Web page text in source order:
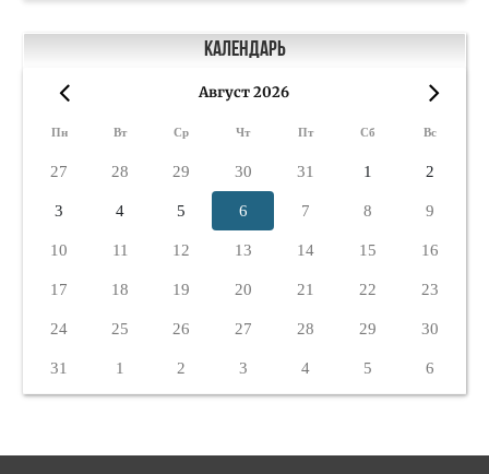
Календарь
Август 2026
Пн Вт Ср Чт Пт Сб Вс
27 28 29 30 31 1 2
3 4 5 6 7 8 9
10 11 12 13 14 15 16
17 18 19 20 21 22 23
24 25 26 27 28 29 30
31 1 2 3 4 5 6